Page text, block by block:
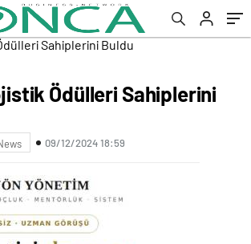
Ödülleri Sahiplerini
09/12/2024 18:59